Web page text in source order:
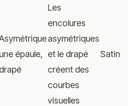
une épaule,
drapé
Les
encolures
asymétriques
et le drapé
créent des
courbes
visuelles
Satin,